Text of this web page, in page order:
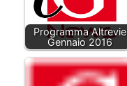
Programma Altrevie
Gennaio 2016